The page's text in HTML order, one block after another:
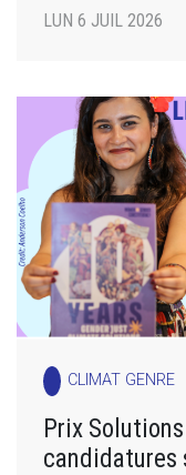
LUN 6 JUIL 2026
CLIMAT GENRE
Prix
candidatures